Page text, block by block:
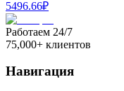
5496.66₽
Работаем 24/7
75,000+ клиентов
Навигация